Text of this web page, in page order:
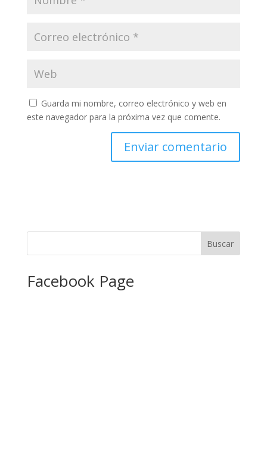
Guarda mi nombre, correo electrónico y web en
este navegador para la próxima vez que comente.
Facebook Page